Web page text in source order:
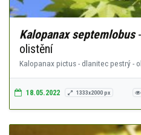
Kalopanax septemlobus
olistění
Kalopanax pictus - dlanitec pestrý -
18.05.2022 1333x2000 px